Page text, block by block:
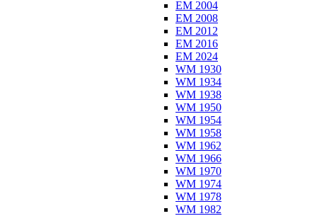
EM 2004
EM 2008
EM 2012
EM 2016
EM 2024
WM 1930
WM 1934
WM 1938
WM 1950
WM 1954
WM 1958
WM 1962
WM 1966
WM 1970
WM 1974
WM 1978
WM 1982